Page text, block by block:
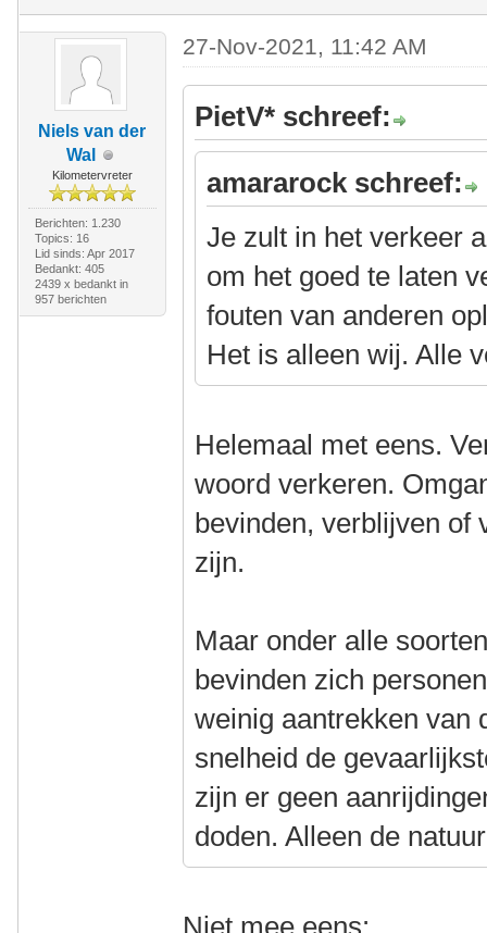
Niels van der
Wal
Kilometervreter
Berichten: 1.230
Topics: 16
Lid sinds: Apr 2017
Bedankt: 405
2439 x bedankt in
957 berichten
27-Nov-2021, 11:42 AM
PietV* schreef:
amararock schreef:
Je zult in het verkeer
om het goed te laten
fouten van anderen
Het is alleen wij. Alle
Helemaal met eens.
woord verkeren.
bevinden, verblijven of
zijn.
Maar onder alle
bevinden zich
weinig aantrekken van
snelheid de
zijn er geen
doden. Alleen de
Niet mee eens: